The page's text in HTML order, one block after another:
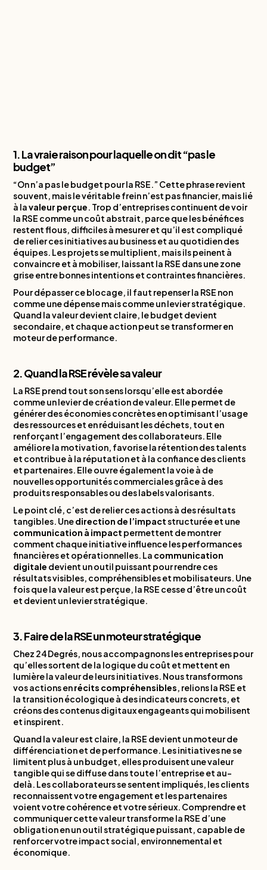
1. La vraie raison pour laquelle on dit “pas le
budget”
“On n’a pas le budget pour la RSE.” Cette phrase revient
souvent, mais le véritable frein n’est pas financier, mais lié
à lavaleur perçue. Trop d’entreprises continuent de voir
la RSE comme un coût abstrait, parce que les bénéfices
restent flous, difficiles à mesurer et qu’il est compliqué
de relier ces initiatives au business et au quotidien des
équipes. Les projets se multiplient, mais ils peinent à
convaincre et à mobiliser, laissant la RSE dans une zone
grise entre bonnes intentions et contraintes financières.
Pour dépasser ce blocage, il faut repenser la RSE non
comme une dépense mais comme un levier stratégique.
Quand la valeur devient claire, le budget devient
secondaire, et chaque action peut se transformer en
moteur de performance.
2. Quand la RSE révèle sa valeur
La RSE prend tout son sens lorsqu’elle est abordée
comme un levier de création de valeur. Elle permet de
générer des économies concrètes en optimisant l’usage
des ressources et en réduisant les déchets, tout en
renforçant l’engagement des collaborateurs. Elle
améliore la motivation, favorise la rétention des talents
et contribue à la réputation et à la confiance des clients
et partenaires. Elle ouvre également la voie à de
nouvelles opportunités commerciales grâce à des
produits responsables ou des labels valorisants.
Le point clé, c’est de relier ces actions à des résultats
tangibles. Unedirection de l’impactstructurée et une
communication à impact permettent de montrer
comment chaque initiative influence les performances
financières et opérationnelles. La communication
digitale devient un outil puissant pour rendre ces
résultats visibles, compréhensibles et mobilisateurs. Une
fois que la valeur est perçue, la RSE cesse d’être un coût
et devient un levier stratégique.
3. Faire de la RSE un moteur stratégique
Chez 24 Degrés, nous accompagnons les entreprises pour
qu’elles sortent de la logique du coût et mettent en
lumière la valeur de leurs initiatives. Nous transformons
vos actions enrécits compréhensibles, relions la RSE et
la transition écologique à des indicateurs concrets, et
créons des contenus digitaux engageants qui mobilisent
et inspirent.
Quand la valeur est claire, la RSE devient un moteur de
différenciation et de performance. Les initiatives ne se
limitent plus à un budget, elles produisent une valeur
tangible qui se diffuse dans toute l’entreprise et au-
delà. Les collaborateurs se sentent impliqués, les clients
reconnaissent votre engagement et les partenaires
voient votre cohérence et votre sérieux. Comprendre et
communiquer cette valeur transforme la RSE d’une
obligation en un outil stratégique puissant, capable de
renforcer votre impact social, environnemental et
économique.